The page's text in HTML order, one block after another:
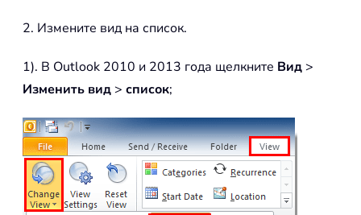
2. Измените вид на список.
1). В Outlook 2010 и 2013 года щелкните Вид >
Изменить вид > список;